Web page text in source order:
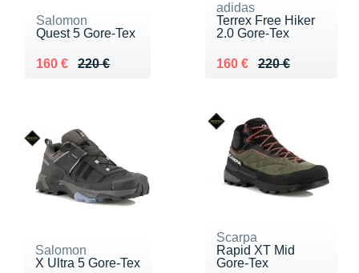
Salomon
Quest 5 Gore-Tex
220 €
Au lieu de 220 €
160 €
Vendu 160 €
adidas
Terrex Free Hiker
2.0 Gore-Tex
220 €
Au lieu de 220 €
160 €
Vendu 160 €
Salomon
X Ultra 5 Gore-Tex
Scarpa
Rapid XT Mid
Gore-Tex